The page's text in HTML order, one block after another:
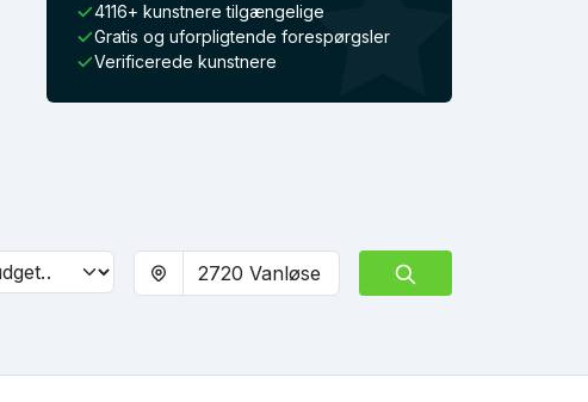
4116+ kunstnere tilgængelige
Gratis og uforpligtende forespørgsler
Verificerede kunstnere